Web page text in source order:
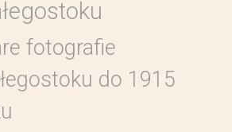
fotografie
do 1915